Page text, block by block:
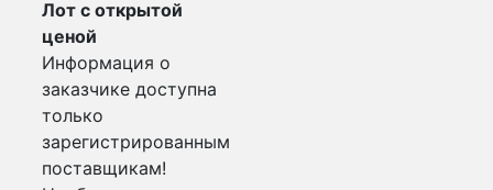
Лот с открытой
ценой
Информация о
заказчике доступна
только
зарегистрированным
поставщикам!